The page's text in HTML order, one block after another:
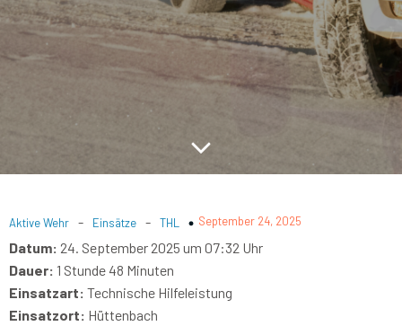
Aktive Wehr - Einsätze - THL September 24, 2025
Datum: 24. September 2025 um 07:32 Uhr
Dauer: 1 Stunde 48 Minuten
Einsatzart: Technische Hilfeleistung
Einsatzort: Hüttenbach